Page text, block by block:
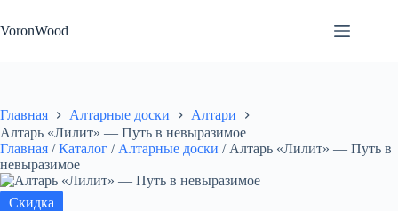
к
сути
VoronWood
Главная Алтарные доски
Алтари
Алтарь «Лилит» — Путь в невыразимое
Главная / Каталог / Алтарные доски / Алтарь «Лилит» — Путь в
невыразимое
Скидка